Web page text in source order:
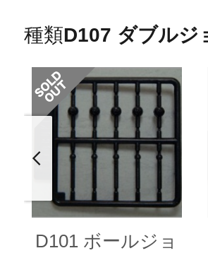
種類D107 ダブルジ
D101 ボールジョ